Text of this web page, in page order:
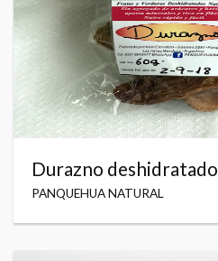
Durazno deshidratado
PANQUEHUA NATURAL